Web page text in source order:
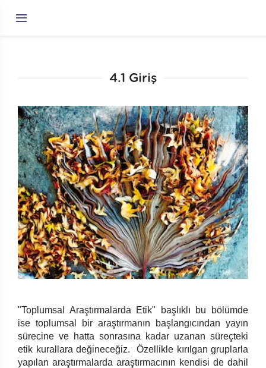
Araştırma Rehberi
1. Bilginin Kaynakları ve Bilimsel Bilgi
2. Gerçeklik Nedir? Paradigmalar
3. Araştırma Sorusu Nasıl Sorulur?
4. Toplumsal Araştırmalarda Etik
5. Örneklem Nasıl Çekilir?
6. İnsanlar Nasıl Yanıt Verir?
7. Soru Nasıl Sorulur?
9. Odak Gruplar
10. Toplumsal Araştırmada Deneyler
11. İçerik Analizi
4.1 Giriş
"Toplumsal Araştırmalarda Etik" başlıklı bu bölümde
ise toplumsal bir araştırmanın başlangıcından yayın
sürecine ve hatta sonrasına kadar uzanan süreçteki
etik kurallara değineceğiz. Özellikle kırılgan gruplarla
yapılan araştırmalarda araştırmacının kendisi de dahil